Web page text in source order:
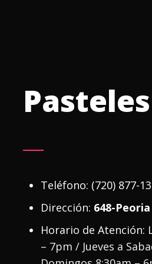
Teléfono: (720) 877-
Dirección: 648-
Horario de Atención:
– 7pm / Jueves a